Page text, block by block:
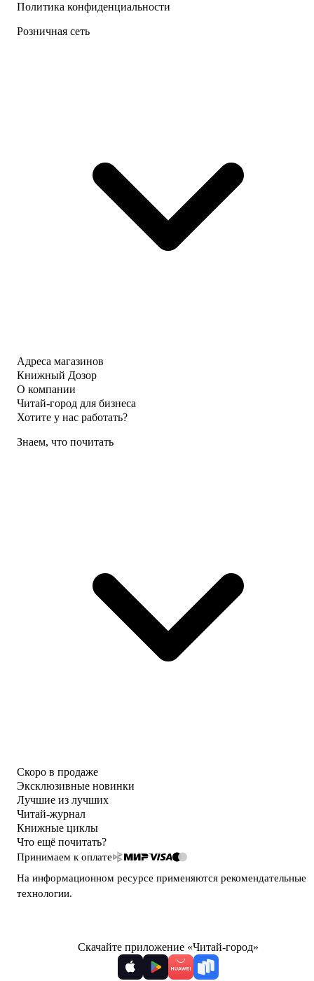
Политика конфиденциальности
Розничная сеть
Адреса магазинов
Книжный Дозор
О компании
Читай-город для бизнеса
Хотите у нас работать?
Знаем, что почитать
Скоро в продаже
Эксклюзивные новинки
Лучшие из лучших
Читай-журнал
Книжные циклы
Что ещё почитать?
Принимаем к оплате
На информационном ресурсе применяются рекомендательные
технологии.
Скачайте приложение «Читай-город»